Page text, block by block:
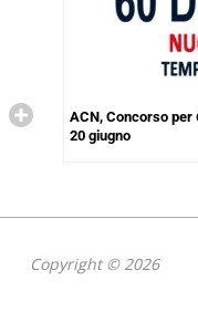
ACN, Concorso per
20 giugno
Copyright © 2026